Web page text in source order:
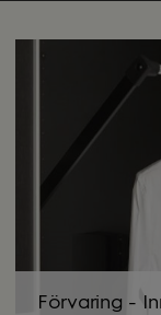
Förvaring -